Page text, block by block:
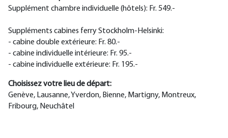
Supplément chambre individuelle (hôtels): Fr. 549.-
Suppléments cabines ferry Stockholm-Helsinki:
- cabine double extérieure: Fr. 80.-
- cabine individuelle intérieure: Fr. 95.-
- cabine individuelle extérieure: Fr. 195.-
Choisissez votre lieu de départ:
Genève, Lausanne, Yverdon, Bienne, Martigny, Montreux,
Fribourg, Neuchâtel